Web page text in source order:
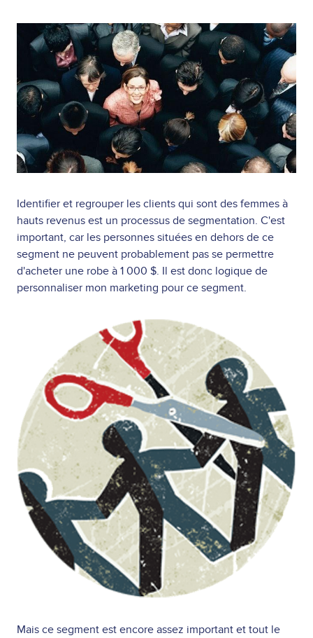
Image
Identifier et regrouper les clients qui sont des femmes à
hauts revenus est un processus de segmentation. C'est
important, car les personnes situées en dehors de ce
segment ne peuvent probablement pas se permettre
d'acheter une robe à 1 000 $. Il est donc logique de
personnaliser mon marketing pour ce segment.
Mais ce segment est encore assez important et tout le